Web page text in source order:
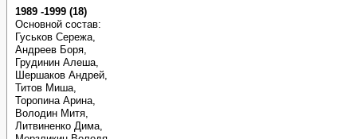
1989 -1999 (18)
Основной состав:
Гуськов Сережа,
Андреев Боря,
Грудинин Алеша,
Шершаков Андрей,
Титов Миша,
Торопина Арина,
Володин Митя,
Литвиненко Дима,